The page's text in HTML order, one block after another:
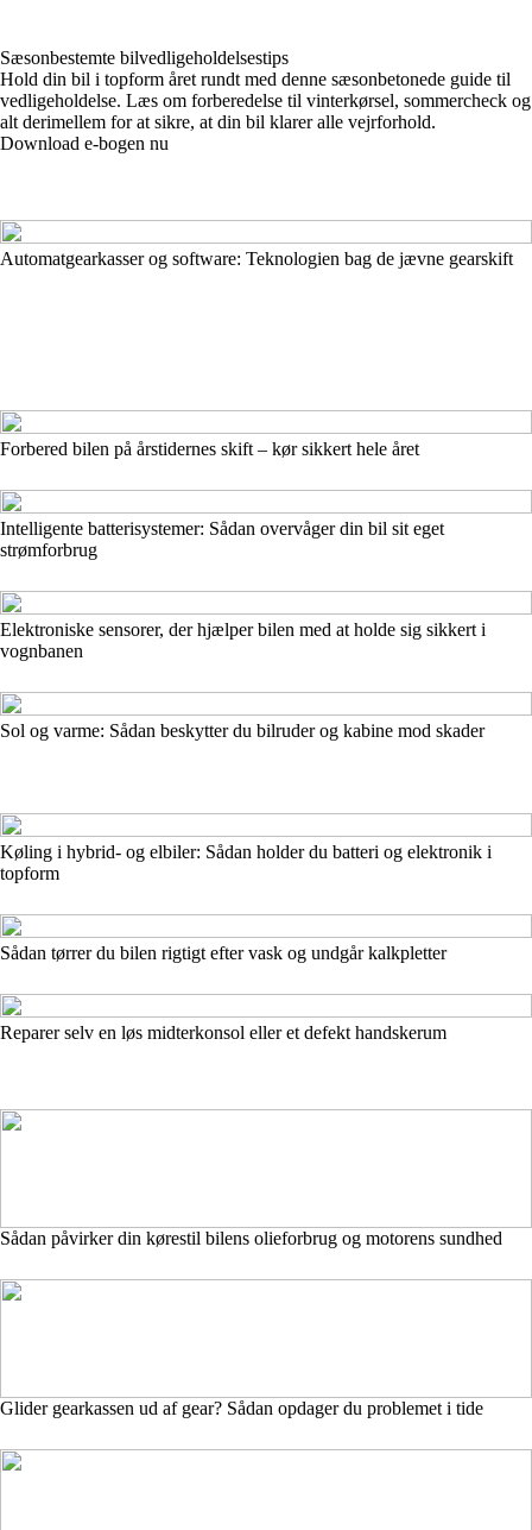
Sæsonbestemte bilvedligeholdelsestips
Hold din bil i topform året rundt med denne sæsonbetonede guide til
vedligeholdelse. Læs om forberedelse til vinterkørsel, sommercheck og
alt derimellem for at sikre, at din bil klarer alle vejrforhold.
Download e-bogen nu
Automatgearkasser og software: Teknologien bag de jævne gearskift
Forbered bilen på årstidernes skift – kør sikkert hele året
Intelligente batterisystemer: Sådan overvåger din bil sit eget
strømforbrug
Elektroniske sensorer, der hjælper bilen med at holde sig sikkert i
vognbanen
Sol og varme: Sådan beskytter du bilruder og kabine mod skader
Køling i hybrid- og elbiler: Sådan holder du batteri og elektronik i
topform
Sådan tørrer du bilen rigtigt efter vask og undgår kalkpletter
Reparer selv en løs midterkonsol eller et defekt handskerum
Sådan påvirker din kørestil bilens olieforbrug og motorens sundhed
Glider gearkassen ud af gear? Sådan opdager du problemet i tide